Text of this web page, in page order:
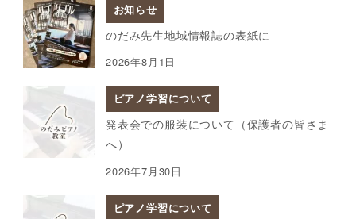
お知らせ
のだみ先生地域情報誌の表紙に
2026年8月1日
ピアノ学習について
発表会での服装について（保護者の皆さま
へ）
2026年7月30日
ピアノ学習について